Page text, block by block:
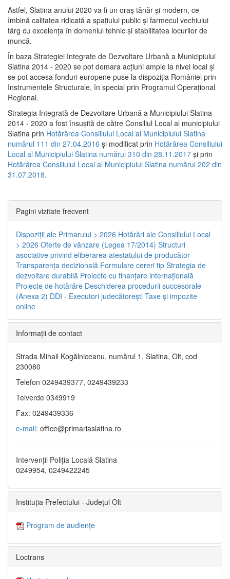
Astfel, Slatina anului 2020 va fi un oraş tânăr şi modern, ce
îmbină calitatea ridicată a spaţiului public şi farmecul vechiului
târg cu excelenţa în domeniul tehnic şi stabilitatea locurilor de
muncă.
În baza Strategiei Integrate de Dezvoltare Urbană a Municipiului
Slatina 2014 - 2020 se pot demara acţiuni ample la nivel local şi
se pot accesa fonduri europene puse la dispoziţia României prin
Instrumentele Structurale, în special prin Programul Operațional
Regional.
Strategia Integrată de Dezvoltare Urbană a Municipiului Slatina
2014 - 2020 a fost însuşită de către Consiliul Local al municipiului
Slatina prin Hotărârea Consiliului Local al Municipiului Slatina
numărul 111 din 27.04.2016 și modificat prin Hotărârea Consiliului
Local al Municipiului Slatina numărul 310 din 28.11.2017 și prin
Hotărârea Consiliului Local al Municipiului Slatina numărul 202 din
31.07.2018.
Pagini vizitate frecvent
Dispoziţii ale Primarului > 2026 Hotărâri ale Consiliului Local
> 2026 Oferte de vânzare (Legea 17/2014) Structuri
asociative privind eliberarea atestatului de producător
Transparenţa decizională Formulare cereri tip Strategia de
dezvoltare durabilă Proiecte cu finanţare internaţională
Proiecte de hotărâre Deschiderea procedurii succesorale
(Anexa 2) DDI - Executori judecătorești Taxe şi impozite
online
Informaţii de contact
Strada Mihail Kogălniceanu, numărul 1, Slatina, Olt, cod
230080
Telefon 0249439377, 0249439233
Telverde 0349919
Fax: 0249439336
e-mail: office@primariaslatina.ro
Intervenții Poliția Locală Slatina
0249954, 0249422245
Instituția Prefectului - Județul Olt
Program de audiențe
Loctrans